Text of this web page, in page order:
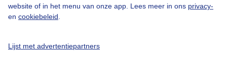
website of in het menu van onze app. Lees meer in ons privacy-
en cookiebeleid
Lijst met advertentiepartners
Toegankelijkheid
Adverteren